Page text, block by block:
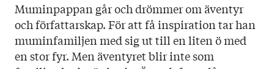
Muminpappan går och drömmer om äventyr
och författarskap. För att få inspiration tar han
muminfamiljen med sig ut till en liten ö med
en stor fyr. Men äventyret blir inte som